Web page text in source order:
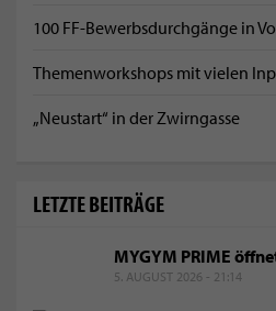
100 FF-Bewerbsdurchgänge in
Themenworkshops mit vielen
„Neustart“ in der Zwirngasse
LETZTE BEITRÄGE
MYGYM PRIME
5. AUGUST 2026 - 21:14